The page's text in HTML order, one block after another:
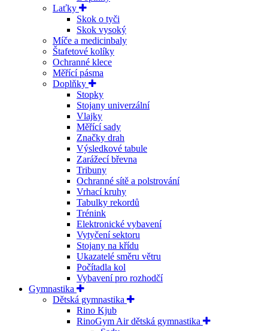
Laťky
Skok o tyči
Skok vysoký
Míče a medicinbaly
Štafetové kolíky
Ochranné klece
Měřící pásma
Doplňky
Stopky
Stojany univerzální
Vlajky
Měřící sady
Značky drah
Výsledkové tabule
Zarážecí břevna
Tribuny
Ochranné sítě a polstrování
Vrhací kruhy
Tabulky rekordů
Trénink
Elektronické vybavení
Vytyčení sektoru
Stojany na křídu
Ukazatelé směru větru
Počítadla kol
Vybavení pro rozhodčí
Gymnastika
Dětská gymnastika
Rino Kjub
RinoGym Air dětská gymnastika